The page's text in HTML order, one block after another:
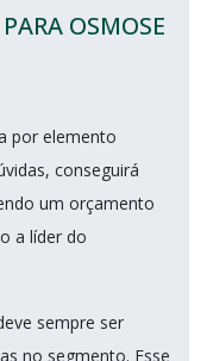
OSMOSE
por elemento
conseguirá
um orçamento
a líder do
sempre ser
no segmento. Esse